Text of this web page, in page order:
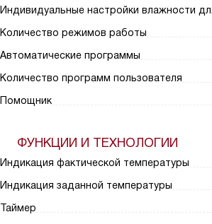
Индивидуальные настройки влажности
Количество режимов работы
Автоматические программы
Количество программ пользователя
Помощник
ФУНКЦИИ И ТЕХНОЛОГИИ
Индикация фактической температуры
Индикация заданной температуры
Таймер